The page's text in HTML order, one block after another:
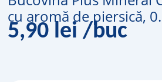
cu aromă de piersică,
5,90 lei /buc